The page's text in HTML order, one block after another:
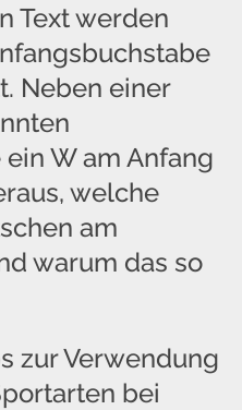
Text werden
Neben einer
W am Anfang
welche
am
warum das so
zur Verwendung
bei